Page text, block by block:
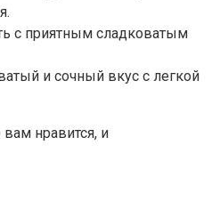
с приятным сладковатым
и сочный вкус с легкой
нравится, и